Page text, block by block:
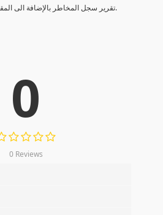
تقرير سجل المخاطر بالإضافة الى المقدرة التامية لإدارة مخاطر المشاريع.
0
0 Reviews